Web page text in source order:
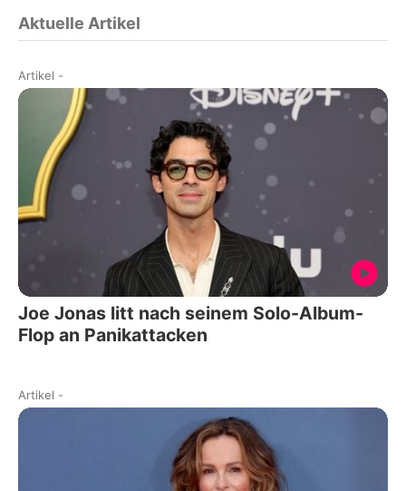
Aktuelle Artikel
Artikel -
Joe Jonas litt nach seinem Solo-Album-
Flop an Panikattacken
Artikel -